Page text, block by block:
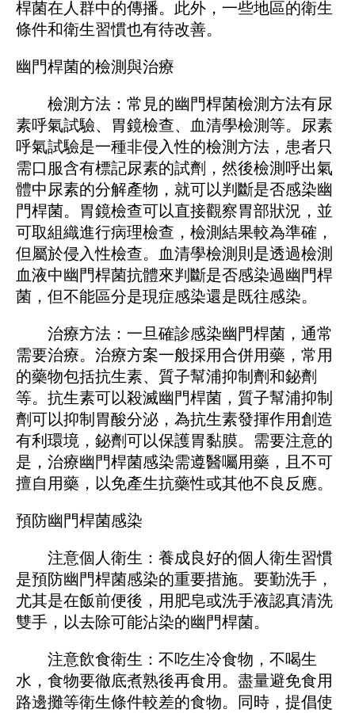
桿菌在人群中的傳播。此外，一些地區的衛生
條件和衛生習慣也有待改善。
幽門桿菌的檢測與治療
檢測方法：常見的幽門桿菌檢測方法有尿
素呼氣試驗、胃鏡檢查、血清學檢測等。尿素
呼氣試驗是一種非侵入性的檢測方法，患者只
需口服含有標記尿素的試劑，然後檢測呼出氣
體中尿素的分解產物，就可以判斷是否感染幽
門桿菌。胃鏡檢查可以直接觀察胃部狀況，並
可取組織進行病理檢查，檢測結果較為準確，
但屬於侵入性檢查。血清學檢測則是透過檢測
血液中幽門桿菌抗體來判斷是否感染過幽門桿
菌，但不能區分是現症感染還是既往感染。
治療方法：一旦確診感染幽門桿菌，通常
需要治療。治療方案一般採用合併用藥，常用
的藥物包括抗生素、質子幫浦抑制劑和鉍劑
等。抗生素可以殺滅幽門桿菌，質子幫浦抑制
劑可以抑制胃酸分泌，為抗生素發揮作用創造
有利環境，鉍劑可以保護胃黏膜。需要注意的
是，治療幽門桿菌感染需遵醫囑用藥，且不可
擅自用藥，以免產生抗藥性或其他不良反應。
預防幽門桿菌感染
注意個人衛生：養成良好的個人衛生習慣
是預防幽門桿菌感染的重要措施。要勤洗手，
尤其是在飯前便後，用肥皂或洗手液認真清洗
雙手，以去除可能沾染的幽門桿菌。
注意飲食衛生：不吃生冷食物，不喝生
水，食物要徹底煮熟後再食用。盡量避免食用
路邊攤等衛生條件較差的食物。同時，提倡使